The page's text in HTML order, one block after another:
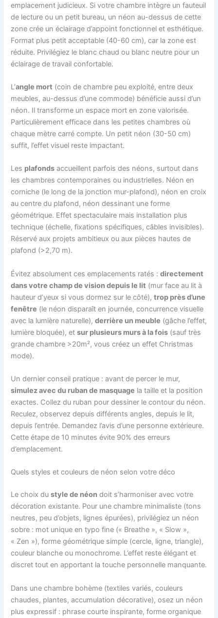
emplacement judicieux. Si votre chambre intègre un fauteuil
de lecture ou un petit bureau, un néon au-dessus de cette
zone crée un éclairage d’appoint fonctionnel et esthétique.
Format plus petit acceptable (40-60 cm), car la zone est
réduite. Privilégiez le blanc chaud ou blanc neutre pour un
éclairage de travail confortable.
L’angle mort (coin de chambre peu exploité, entre deux
meubles, au-dessus d’une commode) bénéficie aussi d’un
néon. Il transforme un espace mort en zone valorisée.
Particulièrement efficace dans les petites chambres où
chaque mètre carré compte. Un petit néon (30-50 cm)
suffit, l’effet visuel reste impactant.
Les plafonds accueillent parfois des néons, surtout dans
les chambres contemporaines ou industrielles. Néon en
corniche (le long de la jonction mur-plafond), néon en croix
au centre du plafond, néon dessinant une forme
géométrique. Effet spectaculaire mais installation plus
technique (échelle, fixations spécifiques, câbles invisibles).
Réservé aux projets ambitieux ou aux pièces hautes de
plafond (>2,70 m).
Évitez absolument ces emplacements ratés :directement
dans votre champ de vision depuis le lit (mur face au lit à
hauteur d’yeux si vous dormez sur le côté),trop près d’une
fenêtre (le néon disparaît en journée, concurrence visuelle
avec la lumière naturelle),derrière un meuble (gâche l’effet,
lumière bloquée), etsur plusieurs murs à la fois (sauf très
grande chambre >20m², vous créez un effet Christmas
mode).
Un dernier conseil pratique : avant de percer le mur,
simulez avec du ruban de masquage la taille et la position
exactes. Collez du ruban pour dessiner le contour du néon.
Reculez, observez depuis différents angles, depuis le lit,
depuis l’entrée. Demandez l’avis d’une personne extérieure.
Cette étape de 10 minutes évite 90% des erreurs
d’emplacement.
Quels styles et couleurs de néon selon votre déco
Le choix dustyle de néon doit s’harmoniser avec votre
décoration existante. Pour une chambre minimaliste (tons
neutres, peu d’objets, lignes épurées), privilégiez un néon
sobre : mot unique en typo fine (« Breathe », « Slow »,
« Zen »), forme géométrique simple (cercle, ligne, triangle),
couleur blanche ou monochrome. L’effet reste élégant et
discret tout en apportant la touche personnelle manquante.
Dans une chambre bohème (textiles variés, couleurs
chaudes, plantes, accumulation décorative), osez un néon
plus expressif : phrase courte inspirante, forme organique